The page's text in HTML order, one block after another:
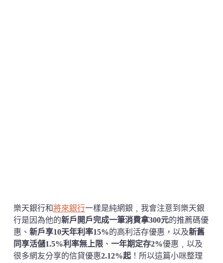
樂天銀行和將來銀行一樣是純網銀﹐我會注意到樂天銀
行是因為他的新戶開戶完成一筆消費拿300元的推薦碼優
惠、 新戶享10天年利率15%的高利活存優惠，以及新舊
同享活儲1.5%利率無上限、 一年期定存2%優惠﹐以及
很多網友分享的信貸優惠2.12%起！所以這篇小咪整理